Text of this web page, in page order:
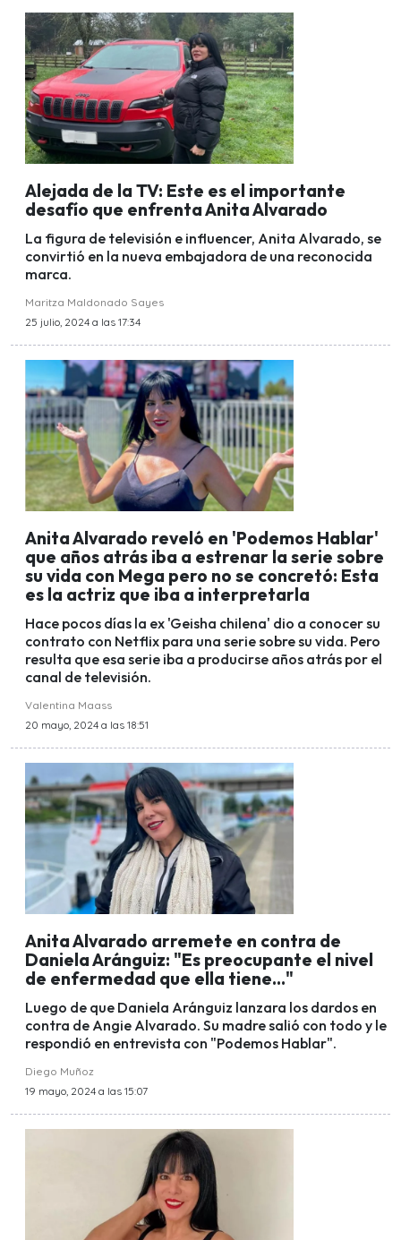
Alejada de la TV: Este es el importante
desafío que enfrenta Anita Alvarado
La figura de televisión e influencer, Anita Alvarado, se
convirtió en la nueva embajadora de una reconocida
marca.
Maritza Maldonado Sayes
25 julio, 2024 a las 17:34
Anita Alvarado reveló en 'Podemos Hablar'
que años atrás iba a estrenar la serie sobre
su vida con Mega pero no se concretó: Esta
es la actriz que iba a interpretarla
Hace pocos días la ex 'Geisha chilena' dio a conocer su
contrato con Netflix para una serie sobre su vida. Pero
resulta que esa serie iba a producirse años atrás por el
canal de televisión.
Valentina Maass
20 mayo, 2024 a las 18:51
Anita Alvarado arremete en contra de
Daniela Aránguiz: "Es preocupante el nivel
de enfermedad que ella tiene..."
Luego de que Daniela Aránguiz lanzara los dardos en
contra de Angie Alvarado. Su madre salió con todo y le
respondió en entrevista con "Podemos Hablar".
Diego Muñoz
19 mayo, 2024 a las 15:07